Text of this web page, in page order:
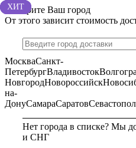
Выберите Ваш город
От этого зависит стоимость
МоскваСанкт-
ПетербургВладивосток
НовгородНовороссийск
на-
ДонуСамараСаратов
Нет города в списке? Мы
и СНГ
ХИТ
ХИТ
ХИТ
ХИТ